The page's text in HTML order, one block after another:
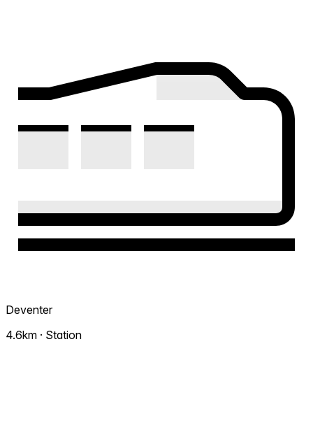
Deventer
4.6km · Station